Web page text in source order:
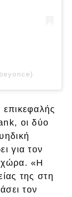
οι δύο
για τον
χώρα. «Η
της στη
τον